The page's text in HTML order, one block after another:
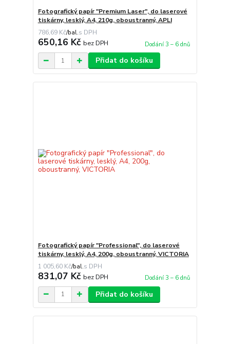
Fotografický papír "Premium Laser", do laserové
tiskárny, lesklý, A4, 210g, oboustranný, APLI
786,69 Kč/bal.
650,16 Kč bez DPH Dodání 3 – 6 dnů
Přidat do košíku
Fotografický papír "Professional", do laserové
tiskárny, lesklý, A4, 200g, oboustranný, VICTORIA
1 005,60 Kč/bal.
831,07 Kč bez DPH Dodání 3 – 6 dnů
Přidat do košíku